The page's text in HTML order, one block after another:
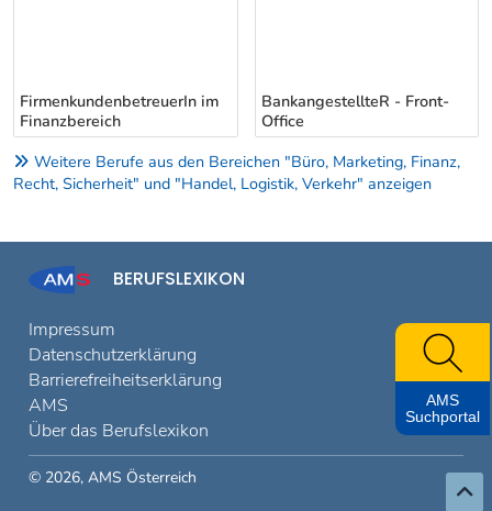
FirmenkundenbetreuerIn im
Finanzbereich
BankangestellteR - Front-
Office
Weitere Berufe aus den Bereichen "Büro, Marketing, Finanz,
Recht, Sicherheit" und "Handel, Logistik, Verkehr" anzeigen
BERUFSLEXIKON
Impressum
Datenschutzerklärung
Barrierefreiheitserklärung
AMS
Über das Berufslexikon
© 2026, AMS Österreich
AMS
Suchportal